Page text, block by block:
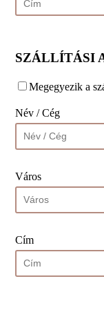
SZÁLLÍTÁSI
Megegyezik a
Név / Cég
Város
Cím